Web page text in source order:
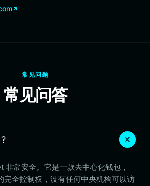
常见问题
常见问答
非常安全。它是一款去中心化钱包，
完全控制权，没有任何中央机构可以访